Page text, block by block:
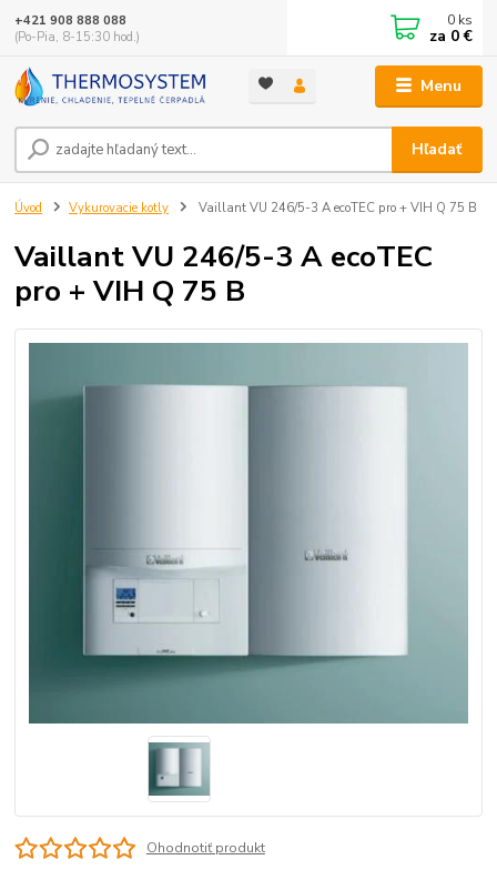
Menu
Hľadať
+421 908 888 088
(Po-Pia, 8-15:30 hod.)
0 ks
za 0 €
Úvod Vykurovacie kotly Vaillant VU 246/5-3 A ecoTEC pro + VIH Q 75 B
Vaillant VU 246/5-3 A ecoTEC
pro + VIH Q 75 B
Ohodnotiť produkt